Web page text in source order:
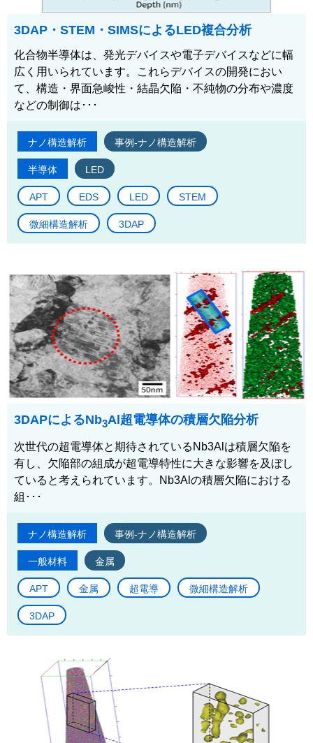
3DAP・STEM・SIMSによるLED複合分析
化合物半導体は、発光デバイスや電子デバイスなどに幅
広く用いられています。これらデバイスの開発におい
て、構造・界面急峻性・結晶欠陥・不純物の分布や濃度
などの制御は･･･
ナノ構造解析 事例-ナノ構造解析
半導体 LED
APT EDS LED STEM
微細構造解析 3DAP
3DAPによるNb3Al超電導体の積層欠陥分析
次世代の超電導体と期待されているNb3Alは積層欠陥を
有し、欠陥部の組成が超電導特性に大きな影響を及ぼし
ていると考えられています。Nb3Alの積層欠陥における
組･･･
ナノ構造解析 事例-ナノ構造解析
一般材料 金属
APT 金属 超電導 微細構造解析
3DAP